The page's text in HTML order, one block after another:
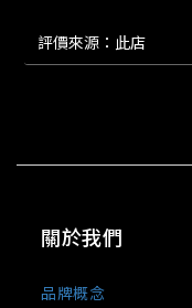
關於我們
品牌概念